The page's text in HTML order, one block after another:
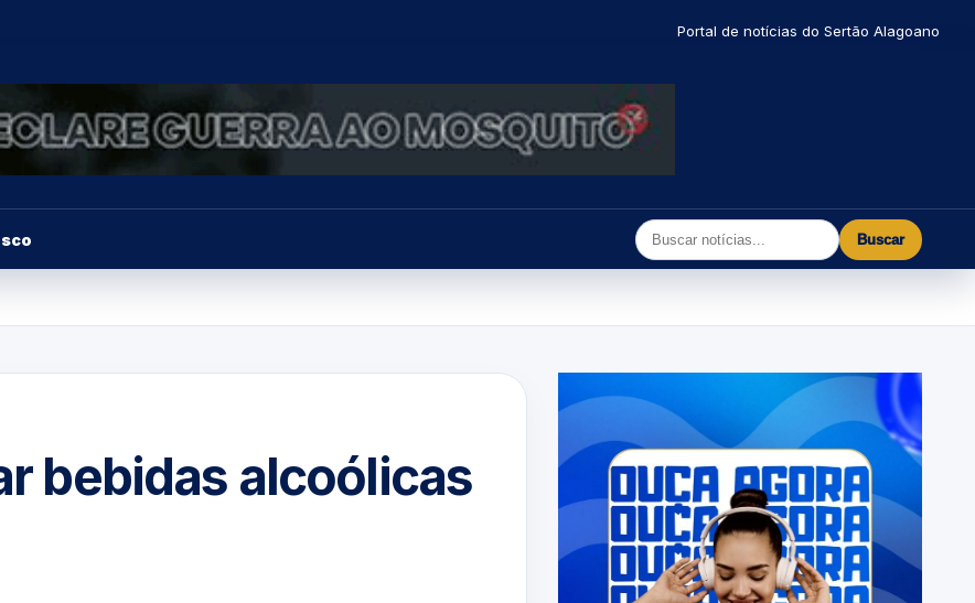
Portal de notícias do Sertão Alagoano
Buscar
bebidas alcoólicas